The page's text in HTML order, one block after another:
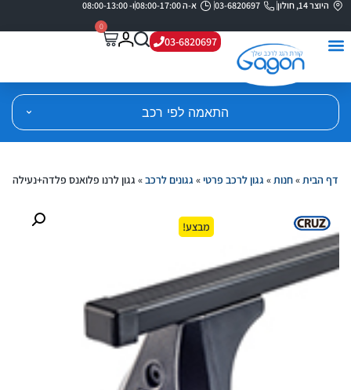
היוצר 14, חולון 03-6820697 א-ה 08:00-17:00 ו- 08:00-13:00
03-6820697
0
התאמה לפי רכב
דף הבית»חנות» גגון לרכב פרטי» גגונים לרכב» גגון לרנו פלואנס פלדה+נעילה
מבצע!